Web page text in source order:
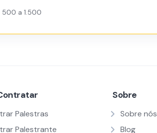
500 a 1.500
Palestras
Palestrante
Sobre
Sobre nós
Blog